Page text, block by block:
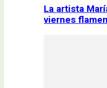
La artista
viernes